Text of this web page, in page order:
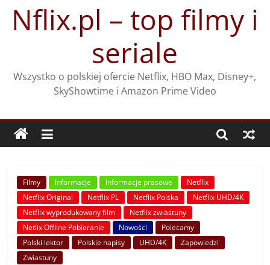
treściNflix.pl – top filmy i
seriale
Wszystko o polskiej ofercie Netflix, HBO Max, Disney+,
SkyShowtime i Amazon Prime Video
Filmy Informacje Informacje prasowe
Netflix
Netflix Original
Netflix PL Netflix Polska
Netflix UHD/4K
Netflix wyprodukowany film
Netflix zwiastuny
Netlix Offline Pobieranie
Nowości
Polecamy
Polski lektor
Polskie napisy UHD/4K
Zapowiedzi
Zwiastuny